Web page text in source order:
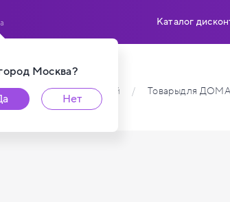
Москва?
Нет
Каталог
карт пользователей / Товарыдля ДОМА